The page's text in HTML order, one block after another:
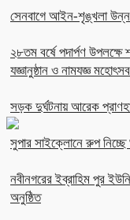
সেনবাগে আইন-শৃঙ্খলা
২৮তম বর্ষে পদার্পণ উপলক্ষে
যজ্ঞানুষ্ঠান ও নামযজ্ঞ মহোৎসব
সড়ক দুর্ঘটনায় আরেক
সুপার সাইক্লোনে রুপ নিচ্ছে
নবীনগরের ইব্রাহিম পুর
অনুষ্ঠিত